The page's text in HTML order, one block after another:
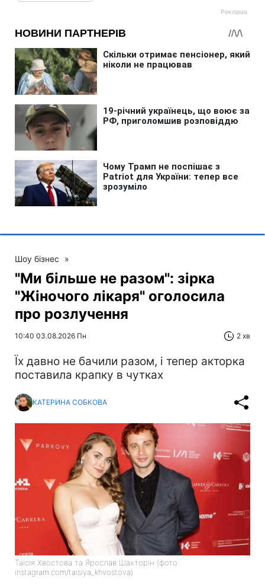
Шоу бізнес »
"Ми більше не разом": зірка
"Жіночого лікаря" оголосила
про розлучення
10:40 03.08.2026 Пн 2 хв
Їх давно не бачили разом, і тепер акторка
поставила крапку в чутках
КАТЕРИНА СОБКОВА
Таїсія Хвостова та Ярослав Шахторін (фото:
instagram.com/taisiya_khvostova)